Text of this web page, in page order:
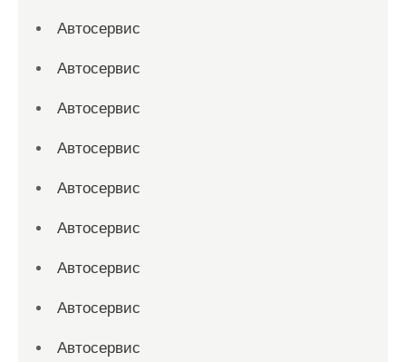
Автосервис
Автосервис
Автосервис
Автосервис
Автосервис
Автосервис
Автосервис
Автосервис
Автосервис